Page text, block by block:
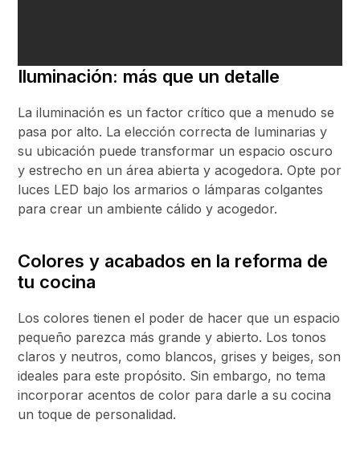
Iluminación: más que un detalle
La iluminación es un factor crítico que a menudo se
pasa por alto. La elección correcta de luminarias y
su ubicación puede transformar un espacio oscuro
y estrecho en un área abierta y acogedora. Opte por
luces LED bajo los armarios o lámparas colgantes
para crear un ambiente cálido y acogedor.
Colores y acabados en la reforma de
tu cocina
Los colores tienen el poder de hacer que un espacio
pequeño parezca más grande y abierto. Los tonos
claros y neutros, como blancos, grises y beiges, son
ideales para este propósito. Sin embargo, no tema
incorporar acentos de color para darle a su cocina
un toque de personalidad.